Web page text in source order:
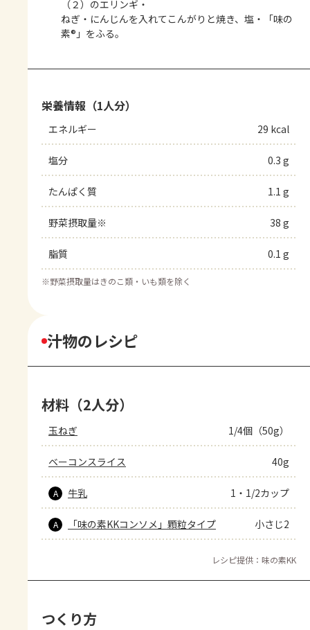
（２）のエリンギ・
ねぎ・にんじんを入れてこんがりと焼き、塩・「味の
素®」をふる。
栄養情報（1人分）
エネルギー 29 kcal
塩分 0.3 g
たんぱく質 1.1 g
野菜摂取量※ 38 g
脂質 0.1 g
※野菜摂取量はきのこ類・いも類を除く
汁物のレシピ
材料（2人分）
玉ねぎ 1/4個（50g）
ベーコンスライス 40g
A 牛乳 1・1/2カップ
A 「味の素KKコンソメ」顆粒タイプ 小さじ2
レシピ提供：味の素KK
つくり方